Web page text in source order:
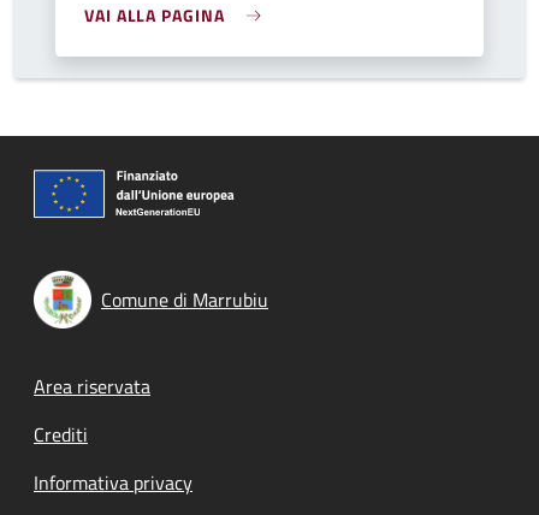
VAI ALLA PAGINA
Comune di Marrubiu
Footer menu
Area riservata
Crediti
Informativa privacy